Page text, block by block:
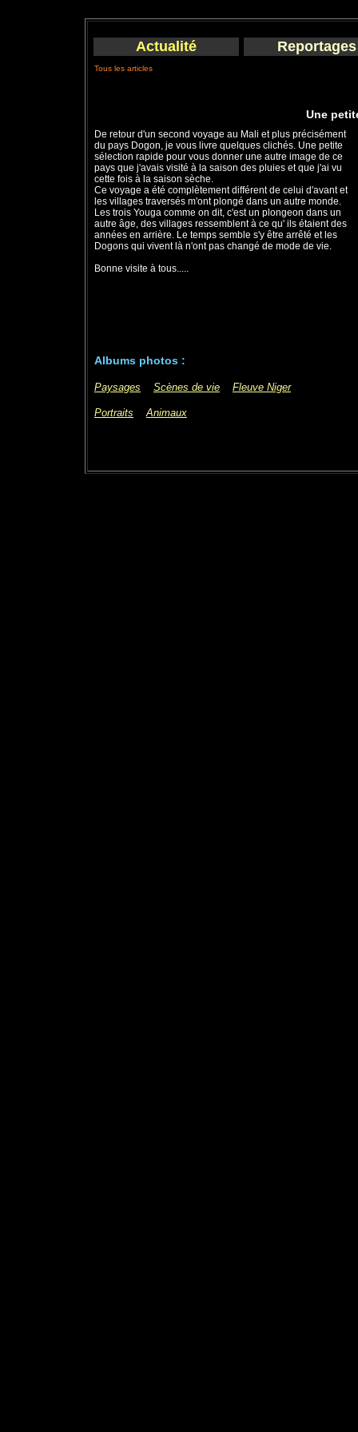
Actualité Reportages
Tous les articles
Une
De retour d'un second voyage au Mali et plus précisément
du pays Dogon, je vous livre quelques clichés. Une petite
sélection rapide pour vous donner une autre image de ce
pays que j'avais visité à la saison des pluies et que j'ai vu
cette fois à la saison sèche.
Ce voyage a été complètement différent de celui d'avant et
les villages traversés m'ont plongé dans un autre monde.
Les trois Youga comme on dit, c'est un plongeon dans un
autre âge, des villages ressemblent à ce qu' ils étaient des
années en arrière. Le temps semble s'y être arrêté et les
Dogons qui vivent là n'ont pas changé de mode de vie.
Bonne visite à tous.....
Albums photos :
Paysages Scènes de vie Fleuve Niger
Portraits Animaux